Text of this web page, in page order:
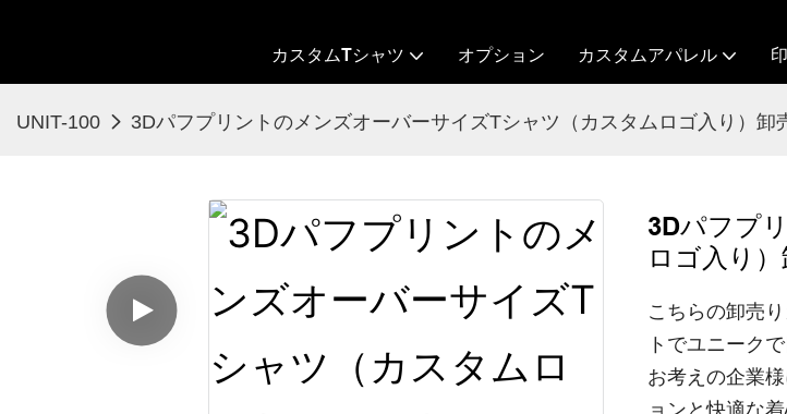
カスタムTシャツ オプション カスタムアパレル
UNIT-100 3DパフプリントのメンズオーバーサイズTシャツ（カスタムロゴ入り）卸
3Dパフプ
ロゴ入り
こちらの卸売
トでユニーク
お考えの企業